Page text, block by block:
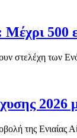
500
στελέχη των
της Ενιαίας